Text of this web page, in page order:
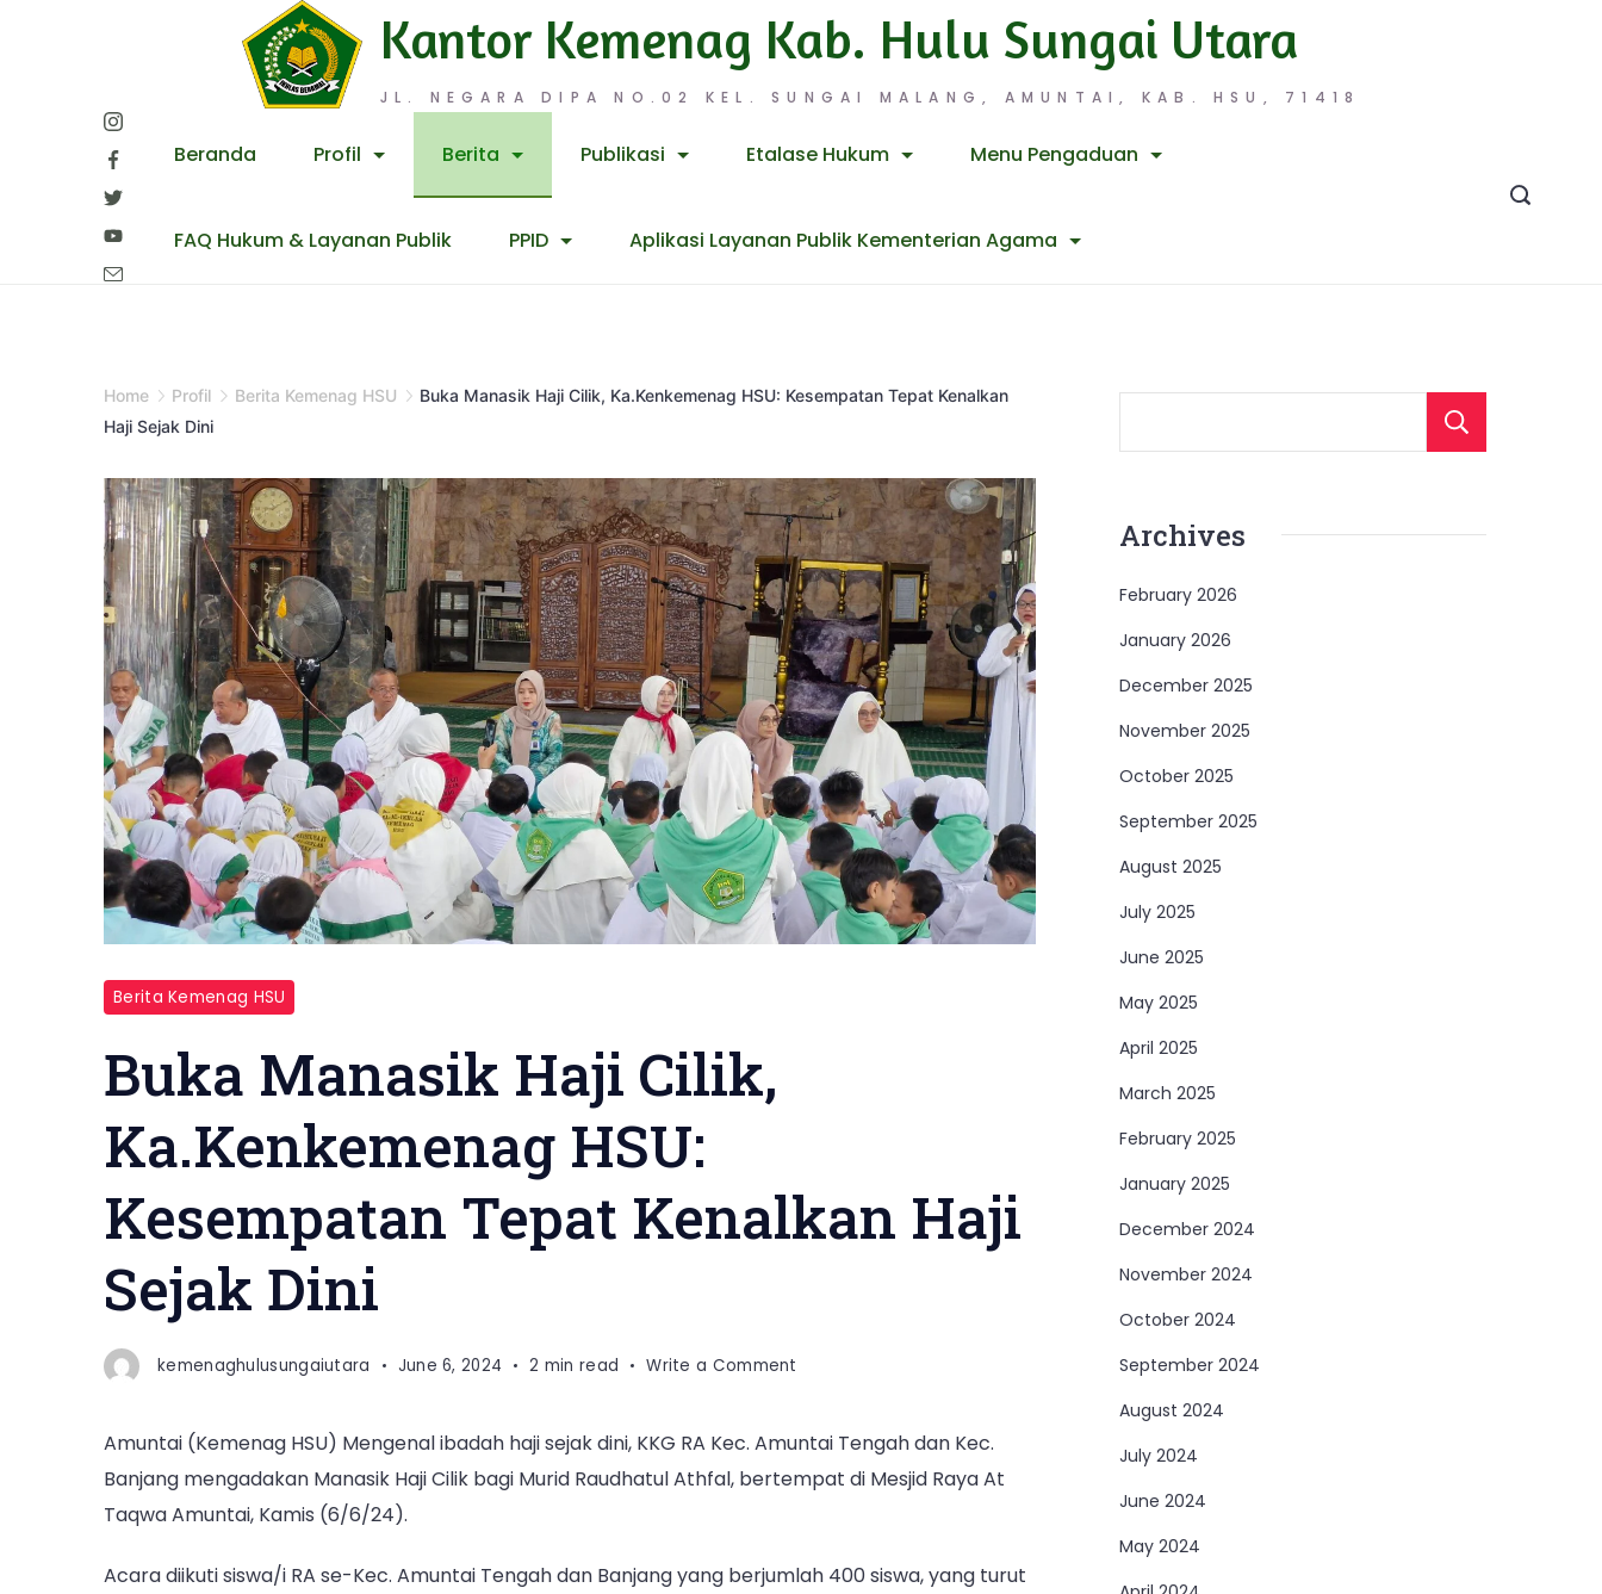
JL. NEGARA DIPA NO.02 KEL. SUNGAI MALANG, AMUNTAI, KAB. HSU, 71418
Kantor Kemenag Kab. Hulu Sungai Utara
Beranda Profil Berita Publikasi Etalase Hukum Menu Pengaduan
FAQ Hukum & Layanan Publik PPID Aplikasi Layanan Publik Kementerian Agama
Home Profil Berita Kemenag HSU
Buka Manasik Haji Cilik, Ka.Kenkemenag HSU: Kesempatan Tepat Kenalkan
Haji Sejak Dini
Berita Kemenag HSU
Buka Manasik Haji Cilik,
Ka.Kenkemenag HSU:
Kesempatan Tepat Kenalkan Haji
Sejak Dini
kemenaghulusungaiutara June 6, 2024 2 min read Write a Comment
Haji
Cilik,
Kesempatan
Amuntai (Kemenag HSU) Mengenal ibadah haji sejak dini, KKG RA Kec. Amuntai Tengah dan Kec.
Banjang mengadakan Manasik Haji Cilik bagi Murid Raudhatul Athfal, bertempat di Mesjid Raya At
Taqwa Amuntai, Kamis (6/6/24).
Acara diikuti siswa/i RA se-Kec. Amuntai Tengah dan Banjang yang berjumlah 400 siswa, yang turut
Archives
February 2026
January 2026
December 2025
November 2025
October 2025
September 2025
August 2025
July 2025
June 2025
May 2025
April 2025
March 2025
February 2025
January 2025
December 2024
November 2024
October 2024
September 2024
August 2024
July 2024
June 2024
May 2024